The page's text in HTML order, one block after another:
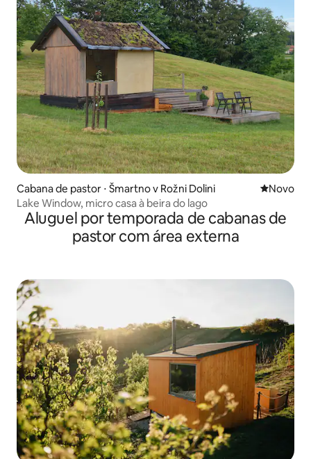
Cabana de pastor ⋅ Šmartno v Rožni Dolini Novo
Novo
Lake Window, micro casa à beira do lago
Aluguel por temporada de cabanas de
pastor com área externa